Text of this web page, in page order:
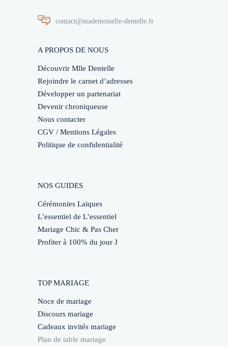
contact@mademoiselle-dentelle.fr
A PROPOS DE NOUS
Découvrir Mlle Dentelle
Rejoindre le carnet d’adresses
Développer un partenariat
Devenir chroniqueuse
Nous contacter
CGV / Mentions Légales
Politique de confidentialité
NOS GUIDES
Cérémonies Laïques
L’essentiel de L’essentiel
Mariage Chic & Pas Cher
Profiter à 100% du jour J
TOP MARIAGE
Noce de mariage
Discours mariage
Cadeaux invités mariage
Plan de table mariage